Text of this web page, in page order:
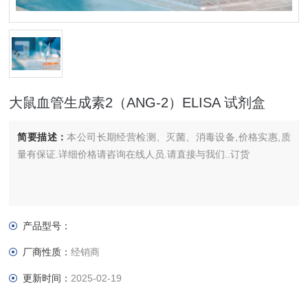
大鼠血管生成素2（ANG-2）ELISA 试剂盒
简要描述：本公司长期经营检测、灭菌、消毒设备,价格实惠,质
量有保证.详细价格请咨询在线人员.请直接与我们..订货
产品型号：
厂商性质：经销商
更新时间： 2025-02-19